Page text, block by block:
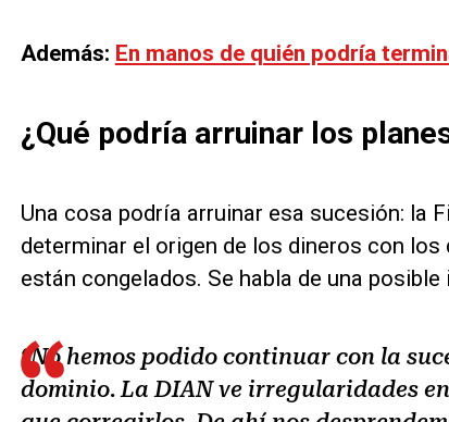
Además: En manos de quién podría
¿Qué podría arruinar los
Una cosa podría arruinar esa sucesión: la
determinar el origen de los dineros con
están congelados. Se habla de una
“No hemos podido continuar con la
dominio. La DIAN ve irregularidades